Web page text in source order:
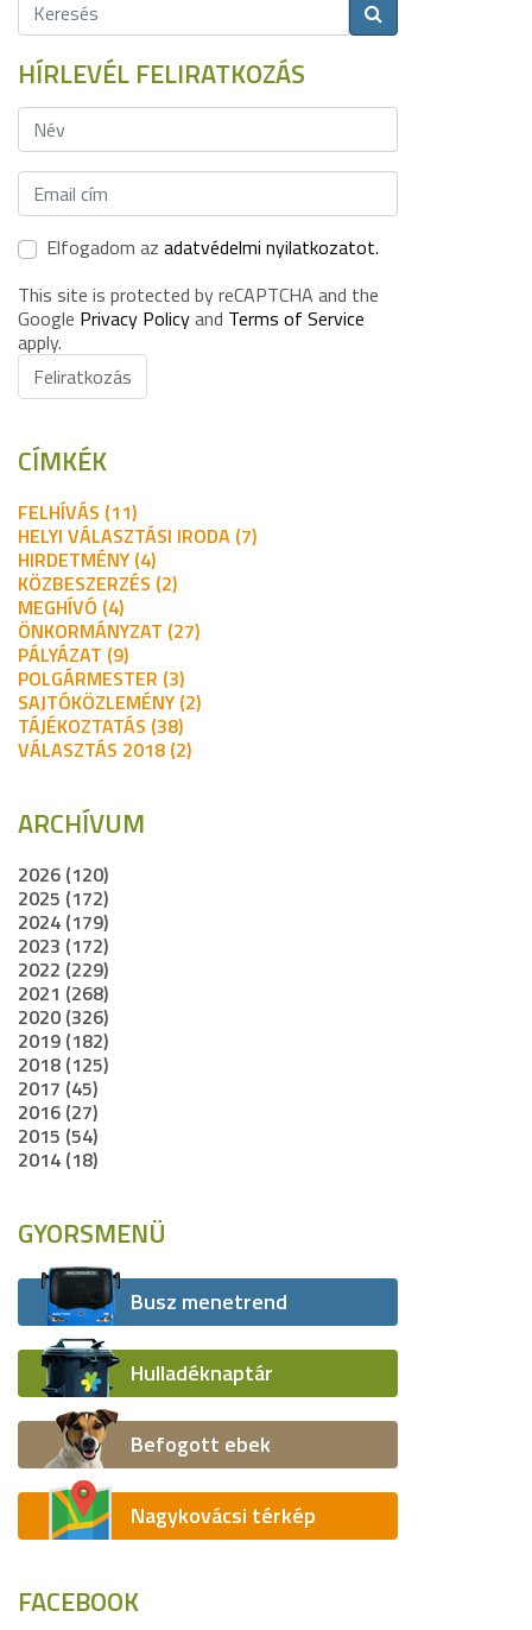
HÍRLEVÉL FELIRATKOZÁS
Elfogadom az adatvédelmi nyilatkozatot.
This site is protected by reCAPTCHA and the
Google Privacy Policyand Terms of Service
apply.
Feliratkozás
CÍMKÉK
FELHÍVÁS (11)
HELYI VÁLASZTÁSI IRODA (7)
HIRDETMÉNY (4)
KÖZBESZERZÉS (2)
MEGHÍVÓ (4)
ÖNKORMÁNYZAT (27)
PÁLYÁZAT (9)
POLGÁRMESTER (3)
SAJTÓKÖZLEMÉNY (2)
TÁJÉKOZTATÁS (38)
VÁLASZTÁS 2018 (2)
ARCHÍVUM
2026 (120)
2025 (172)
2024 (179)
2023 (172)
2022 (229)
2021 (268)
2020 (326)
2019 (182)
2018 (125)
2017 (45)
2016 (27)
2015 (54)
2014 (18)
GYORSMENÜ
Busz menetrend
Hulladéknaptár
Befogott ebek
Nagykovácsi térkép
FACEBOOK